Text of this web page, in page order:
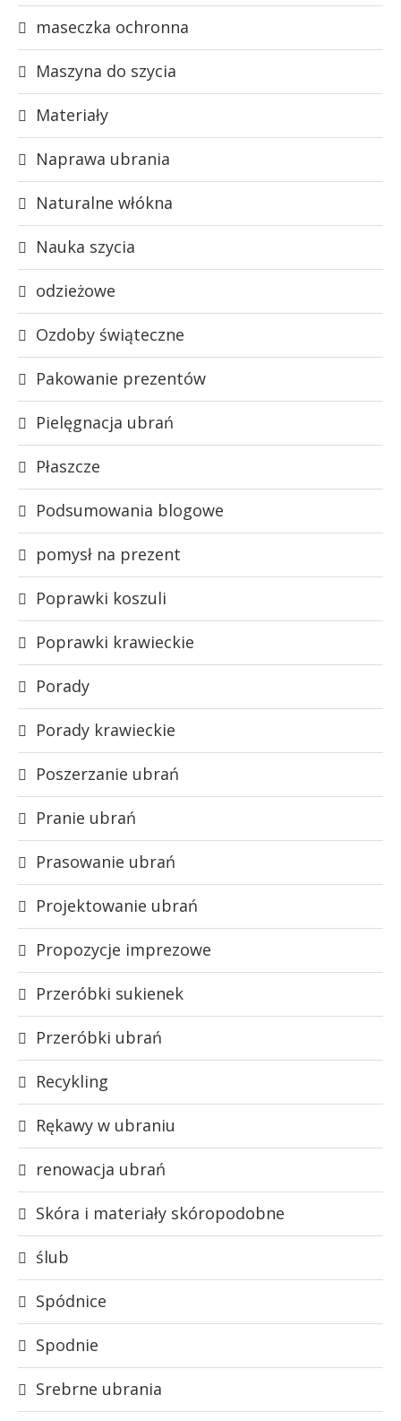
maseczka ochronna
Maszyna do szycia
Materiały
Naprawa ubrania
Naturalne włókna
Nauka szycia
odzieżowe
Ozdoby świąteczne
Pakowanie prezentów
Pielęgnacja ubrań
Płaszcze
Podsumowania blogowe
pomysł na prezent
Poprawki koszuli
Poprawki krawieckie
Porady
Porady krawieckie
Poszerzanie ubrań
Pranie ubrań
Prasowanie ubrań
Projektowanie ubrań
Propozycje imprezowe
Przeróbki sukienek
Przeróbki ubrań
Recykling
Rękawy w ubraniu
renowacja ubrań
Skóra i materiały skóropodobne
ślub
Spódnice
Spodnie
Srebrne ubrania